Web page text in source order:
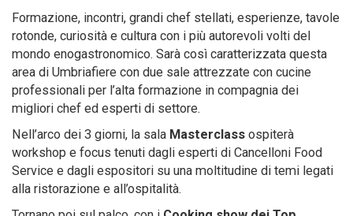
Formazione, incontri, grandi chef stellati, esperienze, tavole
rotonde, curiosità e cultura con i più autorevoli volti del
mondo enogastronomico. Sarà così caratterizzata questa
area di Umbriafiere con due sale attrezzate con cucine
professionali per l’alta formazione in compagnia dei
migliori chef ed esperti di settore.
Nell’arco dei 3 giorni, la sala Masterclass ospiterà
workshop e focus tenuti dagli esperti di Cancelloni Food
Service e dagli espositori su una moltitudine di temi legati
alla ristorazione e all’ospitalità.